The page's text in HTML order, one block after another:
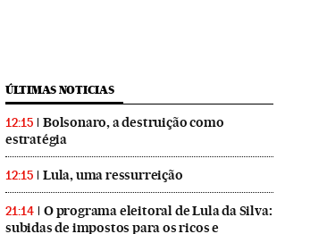
ÚLTIMAS NOTICIAS
12:15
Bolsonaro, a destruição como
estratégia
12:15 Lula, uma ressurreição
21:14
O programa eleitoral de Lula da Silva:
subidas de impostos para os ricos e